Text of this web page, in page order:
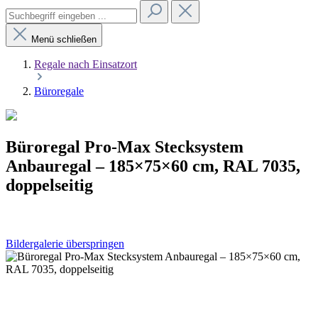
Menü schließen
Regale nach Einsatzort
Büroregale
Büroregal Pro-Max Stecksystem
Anbauregal – 185×75×60 cm, RAL 7035,
doppelseitig
Bildergalerie überspringen